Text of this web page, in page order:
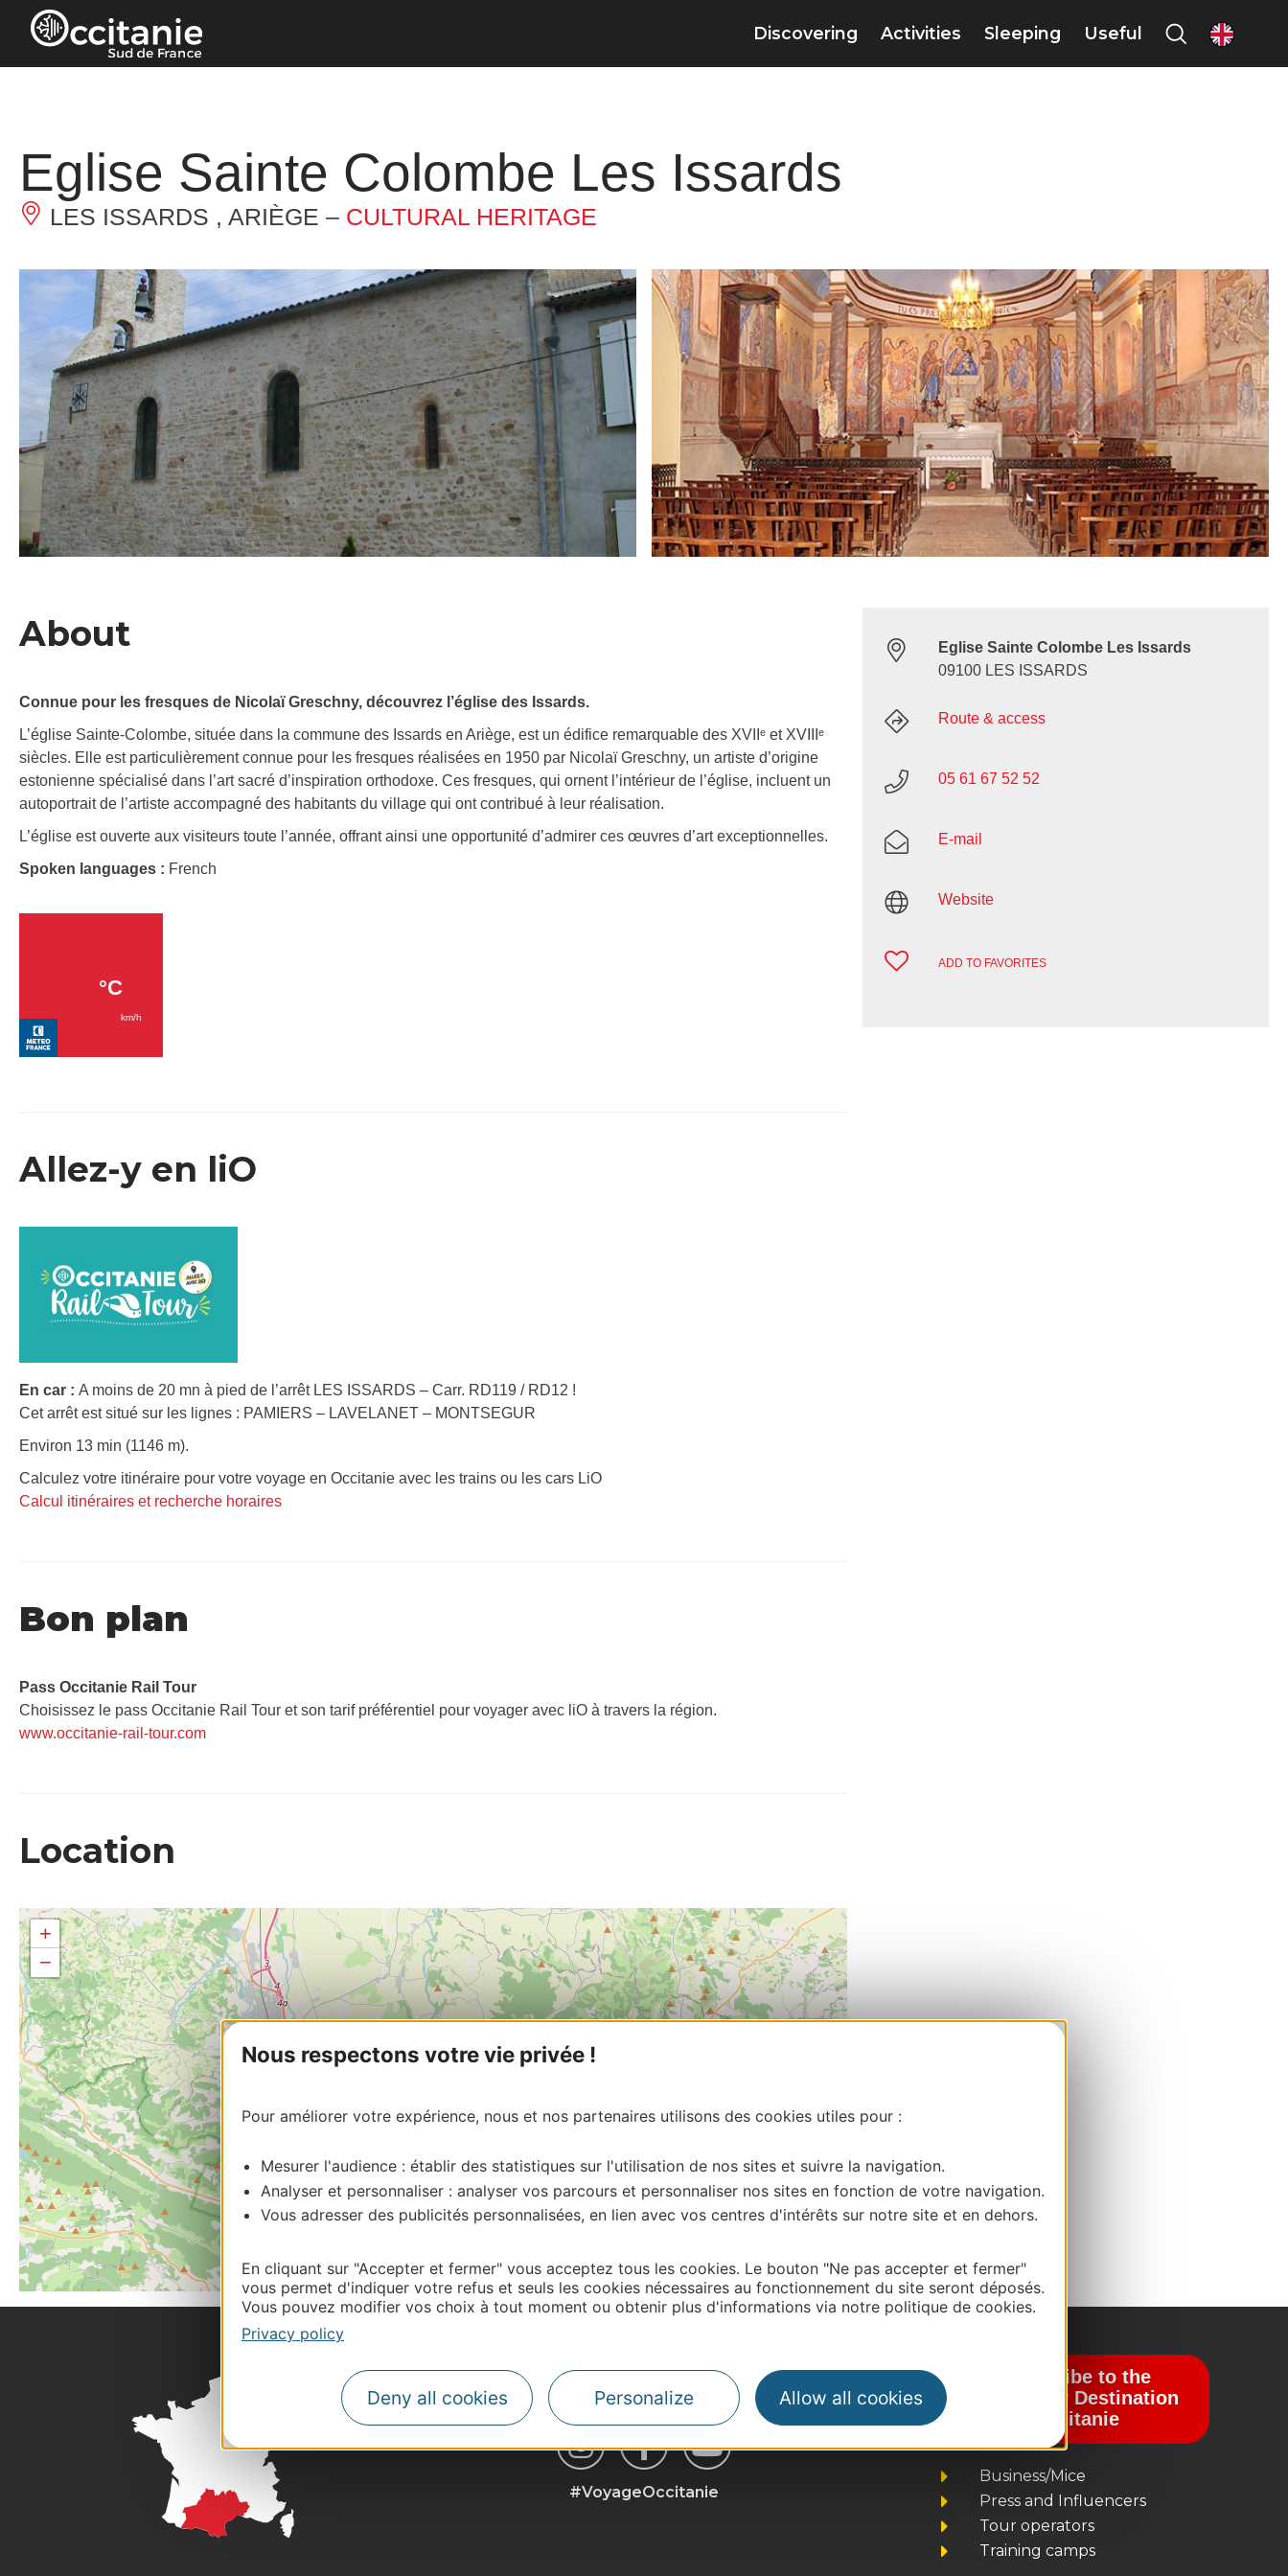
Cookies management panel
Nous respectons votre vie privée !
Pour améliorer votre expérience, nous et nos partenaires utilisons des cookies utiles pour :
Mesurer l'audience : établir des statistiques sur l'utilisation de nos sites et suivre la navigation.
Analyser et personnaliser : analyser vos parcours et personnaliser nos sites en fonction de votre navigation.
Vous adresser des publicités personnalisées, en lien avec vos centres d'intérêts sur notre site et en dehors.
En cliquant sur "Accepter et fermer" vous acceptez tous les cookies. Le bouton "Ne pas accepter et fermer"
vous permet d'indiquer votre refus et seuls les cookies nécessaires au fonctionnement du site seront déposés.
Vous pouvez modifier vos choix à tout moment ou obtenir plus d'informations via notre politique de cookies.
Privacy policy
Deny all cookies Personalize Allow all cookies
Discovering Activities Sleeping Useful en
Eglise Sainte Colombe Les Issards
LES ISSARDS , ARIÈGE – CULTURAL HERITAGE
About
Connue pour les fresques de Nicolaï Greschny, découvrez l’église des Issards.
L’église Sainte-Colombe, située dans la commune des Issards en Ariège, est un édifice remarquable des XVIIᵉ et XVIIIᵉ
siècles. Elle est particulièrement connue pour les fresques réalisées en 1950 par Nicolaï Greschny, un artiste d’origine
estonienne spécialisé dans l’art sacré d’inspiration orthodoxe. Ces fresques, qui ornent l’intérieur de l’église, incluent un
autoportrait de l’artiste accompagné des habitants du village qui ont contribué à leur réalisation. ​
L’église est ouverte aux visiteurs toute l’année, offrant ainsi une opportunité d’admirer ces œuvres d’art exceptionnelles.
Spoken languages : French
Allez-y en liO
En car : A moins de 20 mn à pied de l’arrêt LES ISSARDS – Carr. RD119 / RD12 !
Cet arrêt est situé sur les lignes : PAMIERS – LAVELANET – MONTSEGUR
Environ 13 min (1146 m).
Calculez votre itinéraire pour votre voyage en Occitanie avec les trains ou les cars LiO
Calcul itinéraires et recherche horaires
Bon plan
Pass Occitanie Rail Tour​
Choisissez le pass Occitanie Rail Tour et son tarif préférentiel pour voyager avec liO à travers la région.
www.occitanie-rail-tour.com
Location
+
−
Leaflet | Map data ©OpenStreetMap contributors
Eglise Sainte Colombe Les Issards
09100 LES ISSARDS
Route & access
05 61 67 52 52
E-mail
Website
ADD TO FAVORITES
#VoyageOccitanie
Subscribe to the
newsletter Destination
Occitanie
Business/Mice
Press and Influencers
Tour operators
Training camps